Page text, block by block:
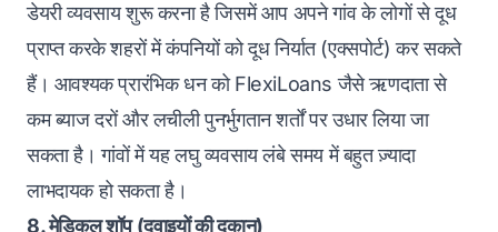
डेयरी व्यवसाय शुरू करना है जिसमें आप अपने गांव के लोगों से दूध
प्राप्त करके शहरों में कंपनियों को दूध निर्यात (एक्सपोर्ट) कर सकते
हैं। आवश्यक प्रारंभिक धन को FlexiLoans जैसे ऋणदाता से
कम ब्याज दरों और लचीली पुनर्भुगतान शर्तों पर उधार लिया जा
सकता है। गांवों में यह लघु व्यवसाय लंबे समय में बहुत ज़्यादा
लाभदायक हो सकता है।
8. मेडिकल शॉप (दवाइयों की दुकान)